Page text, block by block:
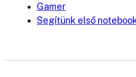
Gamer
Segítünk első